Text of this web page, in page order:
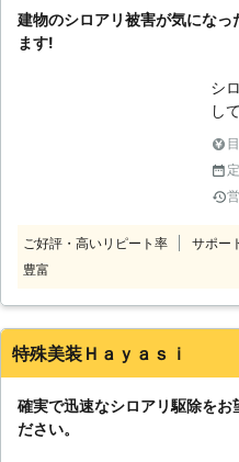
建物のシロアリ被害が気にな
ます!
シ
し
た
適
ま
環
導
を
ご好評・高いリピート率 サポー
豊富
特殊美装Ｈａｙａｓｉ
確実で迅速なシロアリ駆除をお
ださい。